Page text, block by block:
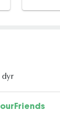
dyr